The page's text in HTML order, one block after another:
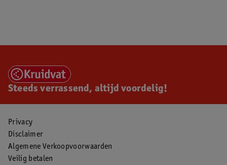
Steeds verrassend, altijd voordelig!
Privacy
Disclaimer
Algemene Verkoopvoorwaarden
Veilig betalen